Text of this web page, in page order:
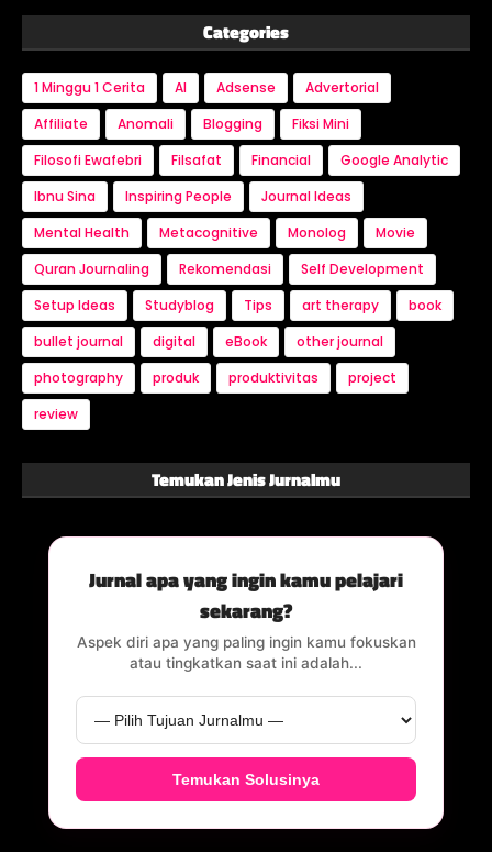
Categories
1 Minggu 1 Cerita AI Adsense
Advertorial
Affiliate
Anomali Blogging
Fiksi Mini
Filosofi Ewafebri
Filsafat Financial
Google Analytic
Ibnu Sina
Inspiring People
Journal Ideas
Mental Health
Metacognitive Monolog
Movie
Quran Journaling
Rekomendasi
Self Development
Setup Ideas
Studyblog Tips art therapy
book
bullet journal
digital eBook
other journal
photography
produk produktivitas
project
review
Temukan Jenis Jurnalmu
Jurnal apa yang ingin kamu pelajari
sekarang?
Aspek diri apa yang paling ingin kamu fokuskan
atau tingkatkan saat ini adalah...
Temukan Solusinya